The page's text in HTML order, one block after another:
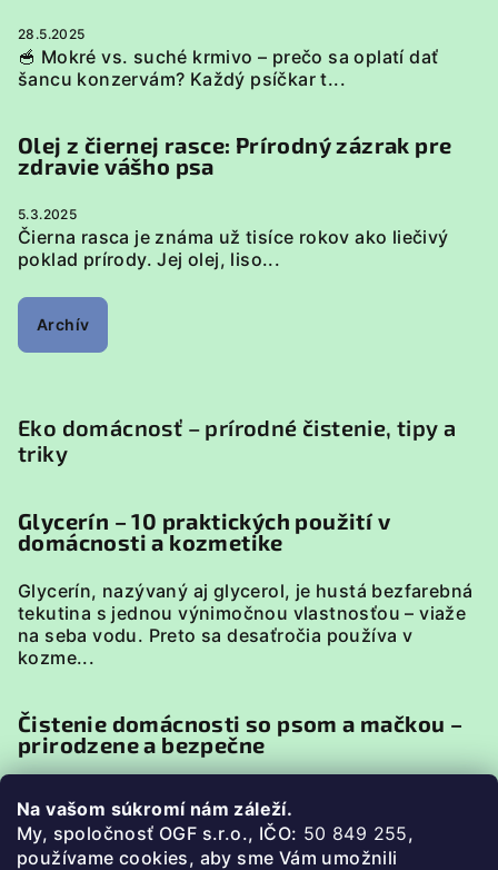
Na vašom súkromí nám záleží.
My, spoločnosť OGF s.r.o., IČO: 50 849 255,
používame cookies, aby sme Vám umožnili
28.5.2025
🥣 Mokré vs. suché krmivo – prečo sa oplatí dať
šancu konzervám? Každý psíčkar t...
Olej z čiernej rasce: Prírodný zázrak pre
zdravie vášho psa
5.3.2025
Čierna rasca je známa už tisíce rokov ako liečivý
poklad prírody. Jej olej, liso...
Archív
Eko domácnosť – prírodné čistenie, tipy a
triky
Glycerín – 10 praktických použití v
domácnosti a kozmetike
Glycerín, nazývaný aj glycerol, je hustá bezfarebná
tekutina s jednou výnimočnou vlastnosťou – viaže
na seba vodu. Preto sa desaťročia používa v
kozme...
Čistenie domácnosti so psom a mačkou –
prirodzene a bezpečne
špecifiká. Zvieratá sú v neustálom kontakte s
podlahou, pelieškami, miskami či textíliami, preto je
pri uprato...